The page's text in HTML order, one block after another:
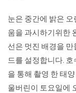
눈은 중간에 밝은
움을 과시하기위한
선은 멋진 배경을
드를 설정합니다.
을 통해 촬영 한 태
울버린이 토요일에